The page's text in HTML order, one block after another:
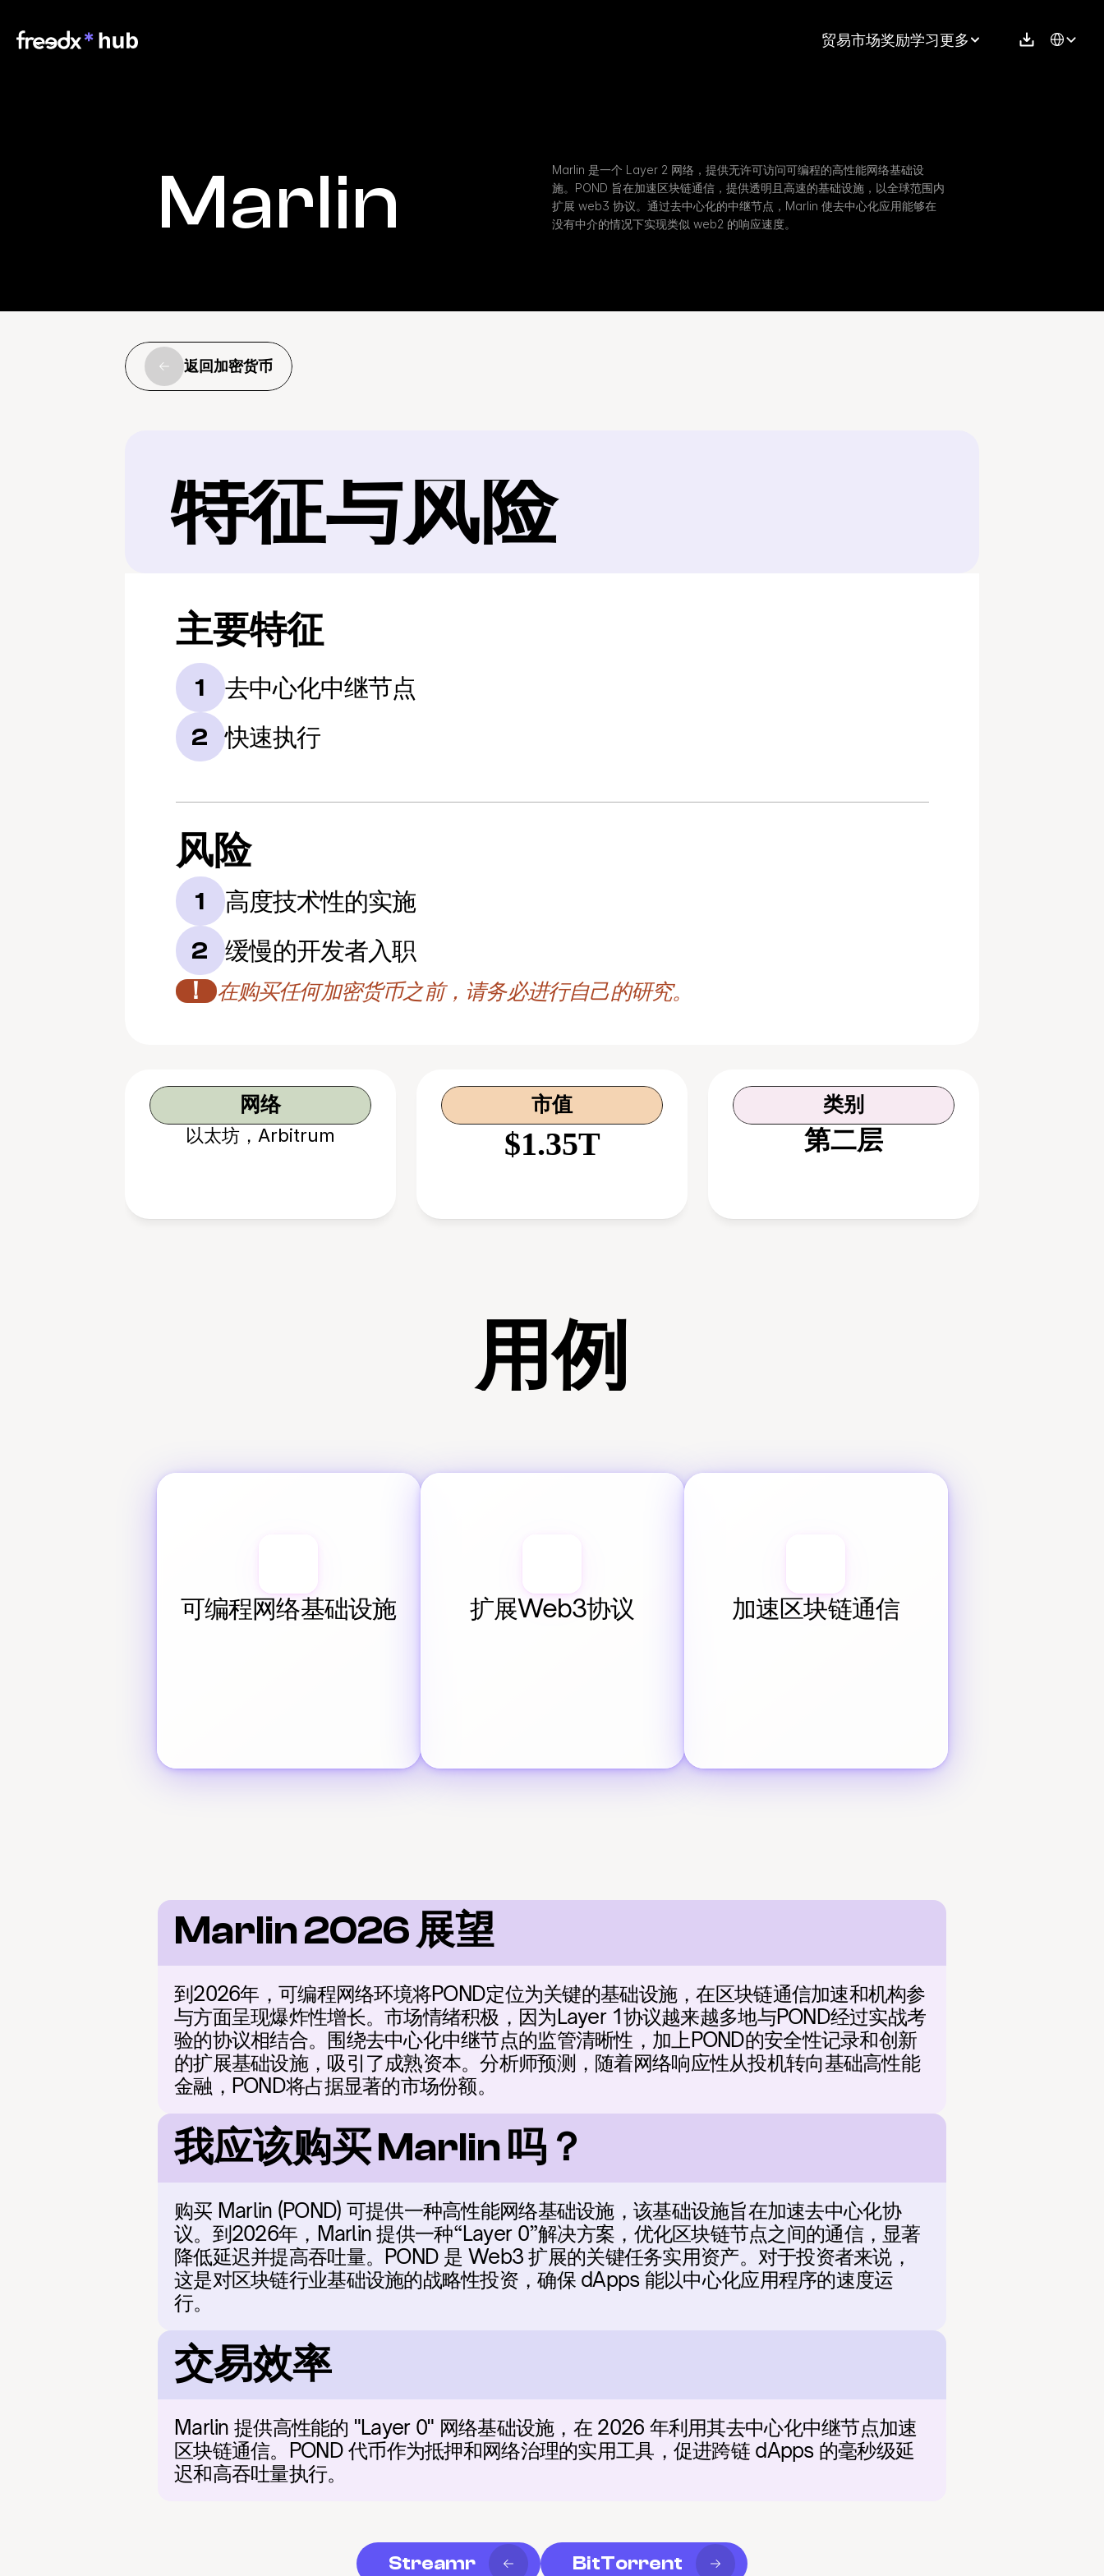
贸易市场奖励学习更多 Select
Marlin
Marlin 是一个 Layer 2 网络，提供无许可访问可编程的高性能网络基础设
施。POND 旨在加速区块链通信，提供透明且高速的基础设施，以全球范围内
扩展 web3 协议。通过去中心化的中继节点，Marlin 使去中心化应用能够在
没有中介的情况下实现类似 web2 的响应速度。
返回加密货币
特征与风险
主要特征
1 去中心化中继节点
2 快速执行
风险
1 高度技术性的实施
2 缓慢的开发者入职
！ 在购买任何加密货币之前，请务必进行自己的研究。
网络
以太坊，Arbitrum
市值
$1.35T
类别
第二层
用例
可编程网络基础设施 扩展Web3协议 加速区块链通信
Marlin 2026 展望
到2026年，可编程网络环境将POND定位为关键的基础设施，在区块链通信加速和机构参
与方面呈现爆炸性增长。市场情绪积极，因为Layer 1协议越来越多地与POND经过实战考
验的协议相结合。围绕去中心化中继节点的监管清晰性，加上POND的安全性记录和创新
的扩展基础设施，吸引了成熟资本。分析师预测，随着网络响应性从投机转向基础高性能
金融，POND将占据显著的市场份额。
我应该购买 Marlin 吗？
购买 Marlin (POND) 可提供一种高性能网络基础设施，该基础设施旨在加速去中心化协
议。到2026年，Marlin 提供一种“Layer 0”解决方案，优化区块链节点之间的通信，显著
降低延迟并提高吞吐量。POND 是 Web3 扩展的关键任务实用资产。对于投资者来说，
这是对区块链行业基础设施的战略性投资，确保 dApps 能以中心化应用程序的速度运
行。
交易效率
Marlin 提供高性能的 "Layer 0" 网络基础设施，在 2026 年利用其去中心化中继节点加速
区块链通信。POND 代币作为抵押和网络治理的实用工具，促进跨链 dApps 的毫秒级延
迟和高吞吐量执行。
Streamr BitTorrent